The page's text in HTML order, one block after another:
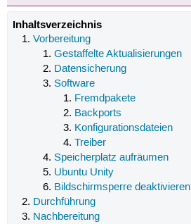
Inhaltsverzeichnis
Vorbereitung
Gestaffelte Aktualisierungen
Datensicherung
Software
Fremdpakete
Backports
Konfigurationsdateien
Treiber
Speicherplatz aufräumen
Ubuntu Unity
Bildschirmsperre deaktivieren
Durchführung
Nachbereitung